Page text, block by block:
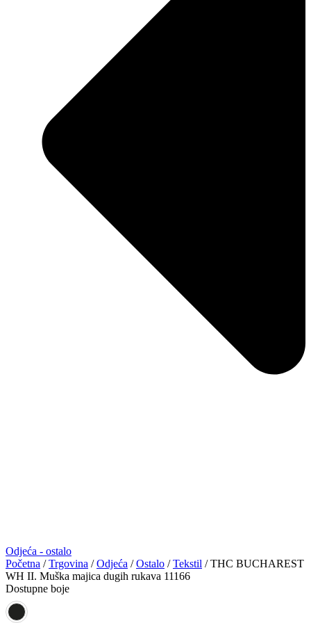
Odjeća - ostalo
Početna /Trgovina /Odjeća /Ostalo /Tekstil / THC BUCHAREST
WH II. Muška majica dugih rukava 11166
Dostupne boje